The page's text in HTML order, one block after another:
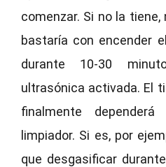
comenzar. Si no la tiene,
bastaría con encender
durante 10-30
ultrasónica activada. El
finalmente
limpiador. Si es, por
que desgasificar